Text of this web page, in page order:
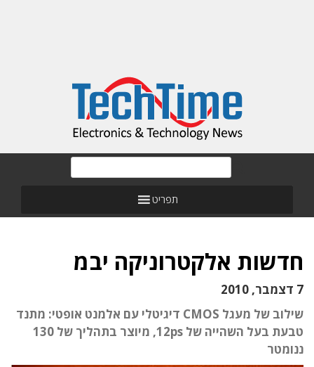
תפריט
חדשות אלקטרוניקה יבמ
7 דצמבר, 2010
שילוב של מעגל CMOS דיגיטלי עם אלמנט אופטי: מתנד
טבעת בעל השהייה של 12ps, מיוצר בתהליך של 130
ננומטר